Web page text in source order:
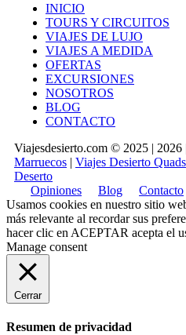
INICIO
TOURS Y CIRCUITOS
VIAJES DE LUJO
VIAJES A MEDIDA
OFERTAS
EXCURSIONES
NOSOTROS
BLOG
CONTACTO
Viajesdesierto.com © 2025 | 2026 |
Marruecos | Viajes Desierto Quads
Deserto
Opiniones
Blog Contacto
Usamos cookies en nuestro sitio
más relevante al recordar sus
hacer clic en ACEPTAR acepta el
Manage consent
Cerrar
Resumen de privacidad